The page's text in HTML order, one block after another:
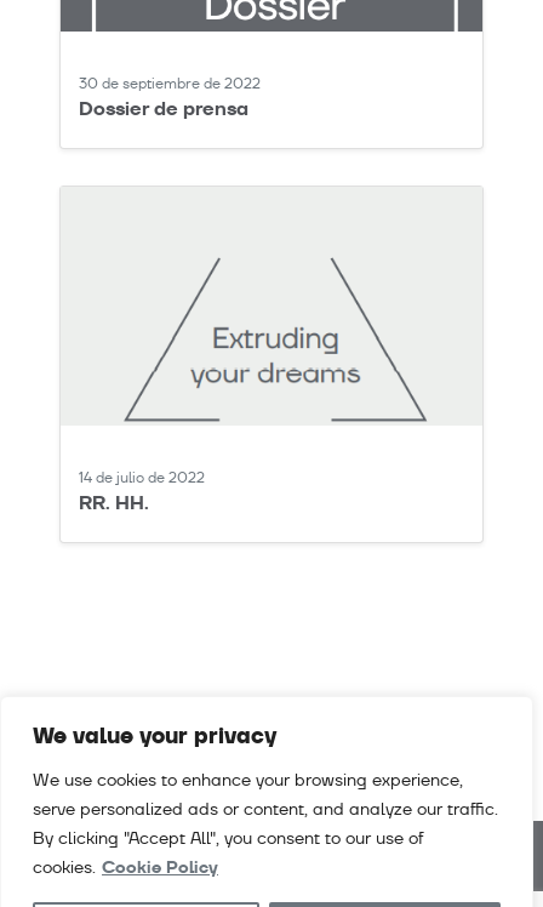
We value your privacy
We use cookies to enhance your browsing experience,
serve personalized ads or content, and analyze our traffic.
By clicking "Accept All", you consent to our use of
cookies. Cookie Policy
30 de septiembre de 2022
Dossier de prensa
14 de julio de 2022
RR. HH.